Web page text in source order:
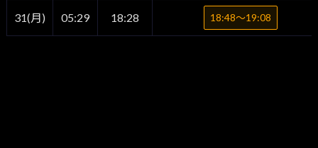
31(月) 05:29 18:28 18:48〜19:08